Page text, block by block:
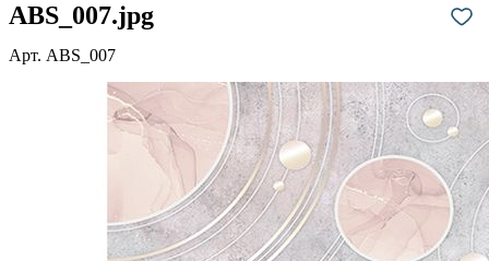
ABS_007.jpg
Арт. ABS_007